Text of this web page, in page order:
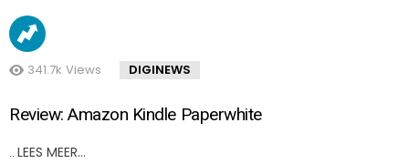
341.7k Views DIGINEWS
Review: Amazon Kindle Paperwhite
LEES MEER…